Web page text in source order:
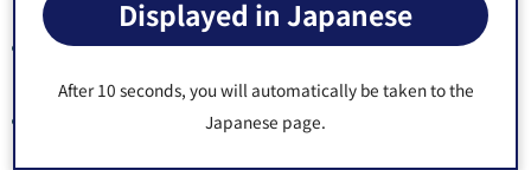
Displayed in Japanese
After 10 seconds, you will automatically be taken to the
Japanese page.
分,852KB）（別ウィンドウで開きます）
声の広報 平成30年5月1日号（8面）（MP3時02
分,677KB）（別ウィンドウで開きます）
声の広報 平成30年5月1日号（1-8面）（MP3時32